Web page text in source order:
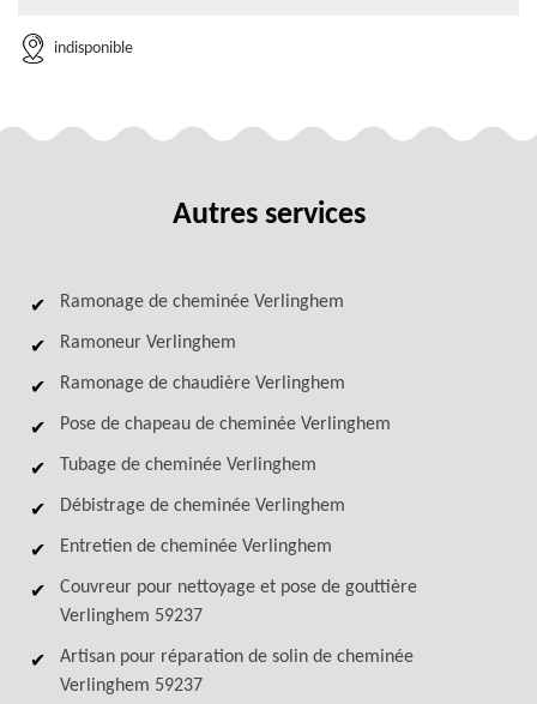
indisponible
Autres services
Ramonage de cheminée Verlinghem
Ramoneur Verlinghem
Ramonage de chaudière Verlinghem
Pose de chapeau de cheminée Verlinghem
Tubage de cheminée Verlinghem
Débistrage de cheminée Verlinghem
Entretien de cheminée Verlinghem
Couvreur pour nettoyage et pose de gouttière
Verlinghem 59237
Artisan pour réparation de solin de cheminée
Verlinghem 59237